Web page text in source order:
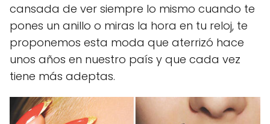
cansada de ver siempre lo mismo cuando te
pones un anillo o miras la hora en tu reloj, te
proponemos esta moda que aterrizó hace
unos años en nuestro país y que cada vez
tiene más adeptas.